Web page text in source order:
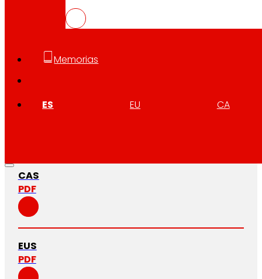
Memorias
ES EU CA
CAS
PDF
EUS
PDF